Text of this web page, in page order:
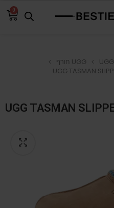
0
UGG
UGG חורף
UGG TASMAN
UGG TASMAN